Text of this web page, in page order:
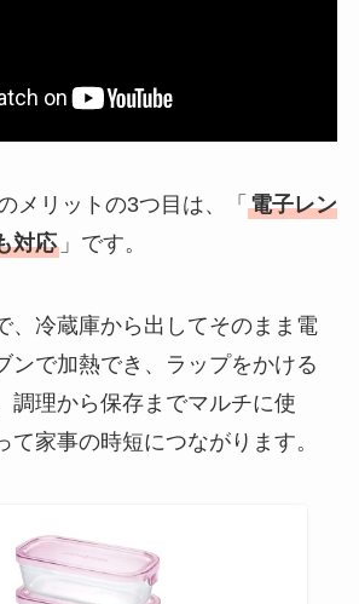
メリットの3つ目は、「 電子レン
対応」です。
、冷蔵庫から出してそのまま電
ンで加熱でき、ラップをかける
調理から保存までマルチに使
て家事の時短につながります。